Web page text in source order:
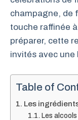
champagne, de
touche raffinée
préparer, cette
invités avec
Table of
Les
Les